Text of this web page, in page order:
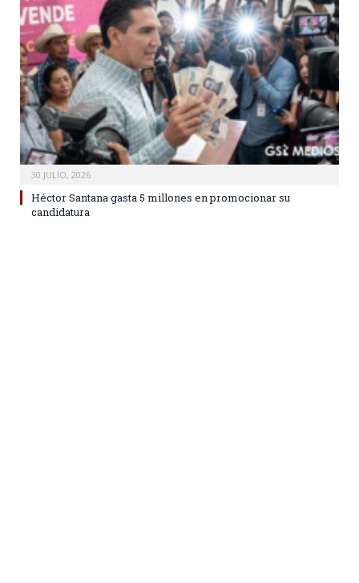
30 JULIO, 2026
Héctor Santana gasta 5 millones en promocionar su
candidatura